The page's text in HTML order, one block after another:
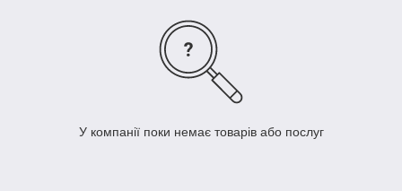
У компанії поки немає товарів або послуг